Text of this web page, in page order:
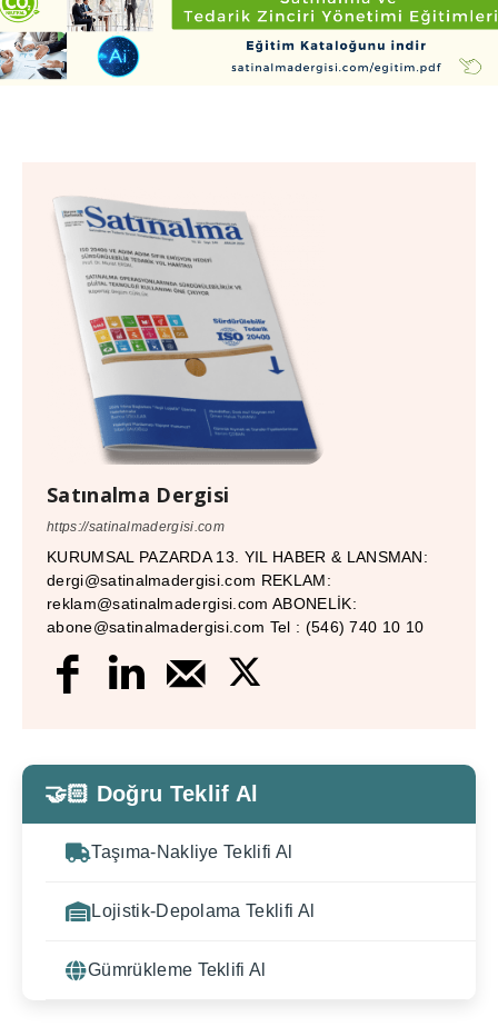
Satınalma Dergisi
https://satinalmadergisi.com
KURUMSAL PAZARDA 13. YIL HABER & LANSMAN:
dergi@satinalmadergisi.com REKLAM:
reklam@satinalmadergisi.com ABONELİK:
abone@satinalmadergisi.com Tel : (546) 740 10 10
🤝🏻 Doğru Teklif Al
Taşıma-Nakliye Teklifi Al
Lojistik-Depolama Teklifi Al
Gümrükleme Teklifi Al